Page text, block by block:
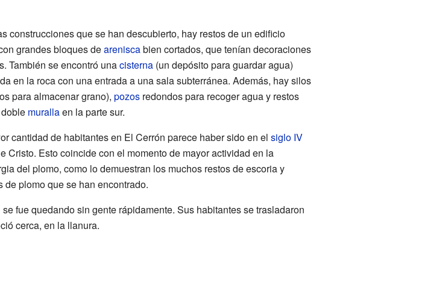
construcciones que se han descubierto, hay restos de un edificio
grandes bloques deareniscabien cortados, que tenían decoraciones
También se encontró unacisterna(un depósito para guardar agua)
en la roca con una entrada a una sala subterránea. Además, hay silos
para almacenar grano), pozosredondos para recoger agua y restos
murallaen la parte sur.
cantidad de habitantes en El Cerrón parece haber sido en el siglo IV
Cristo. Esto coincide con el momento de mayor actividad en la
del plomo, como lo demuestran los muchos restos de escoria y
de plomo que se han encontrado.
fue quedando sin gente rápidamente. Sus habitantes se trasladaron
cerca, en la llanura.